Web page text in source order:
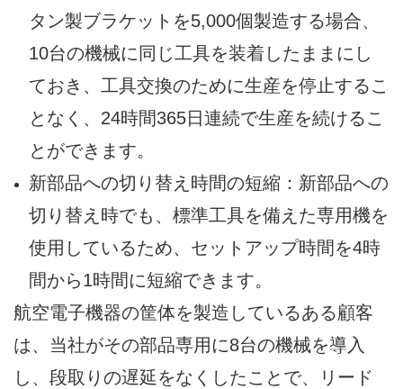
タン製ブラケットを5,000個製造する場合、
10台の機械に同じ工具を装着したままにし
ておき、工具交換のために生産を停止するこ
となく、24時間365日連続で生産を続けるこ
とができます。
新部品への切り替え時間の短縮：新部品への
切り替え時でも、標準工具を備えた専用機を
使用しているため、セットアップ時間を4時
間から1時間に短縮できます。
航空電子機器の筐体を製造しているある顧客
は、当社がその部品専用に8台の機械を導入
し、段取りの遅延をなくしたことで、リード